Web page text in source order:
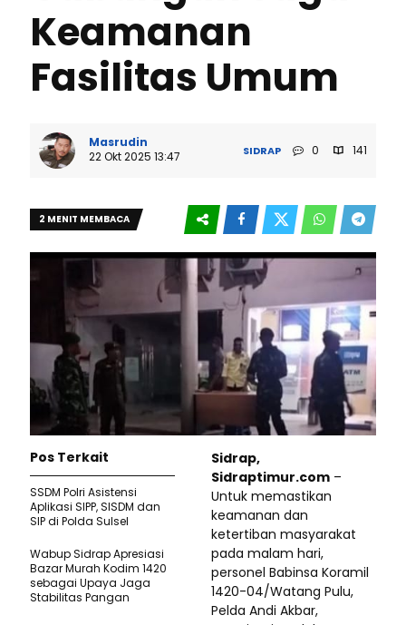
Keamanan
Fasilitas Umum
Masrudin
22 Okt 2025 13:47
SIDRAP 0 141
2 MENIT MEMBACA
​Sidrap,
Sidraptimur.com –
Untuk memastikan
keamanan dan
ketertiban masyarakat
pada malam hari,
personel Babinsa Koramil
1420-04/Watang Pulu,
Pelda Andi Akbar,
Pos Terkait
SSDM Polri Asistensi
Aplikasi SIPP, SISDM dan
SIP di Polda Sulsel
Wabup Sidrap Apresiasi
Bazar Murah Kodim 1420
sebagai Upaya Jaga
Stabilitas Pangan